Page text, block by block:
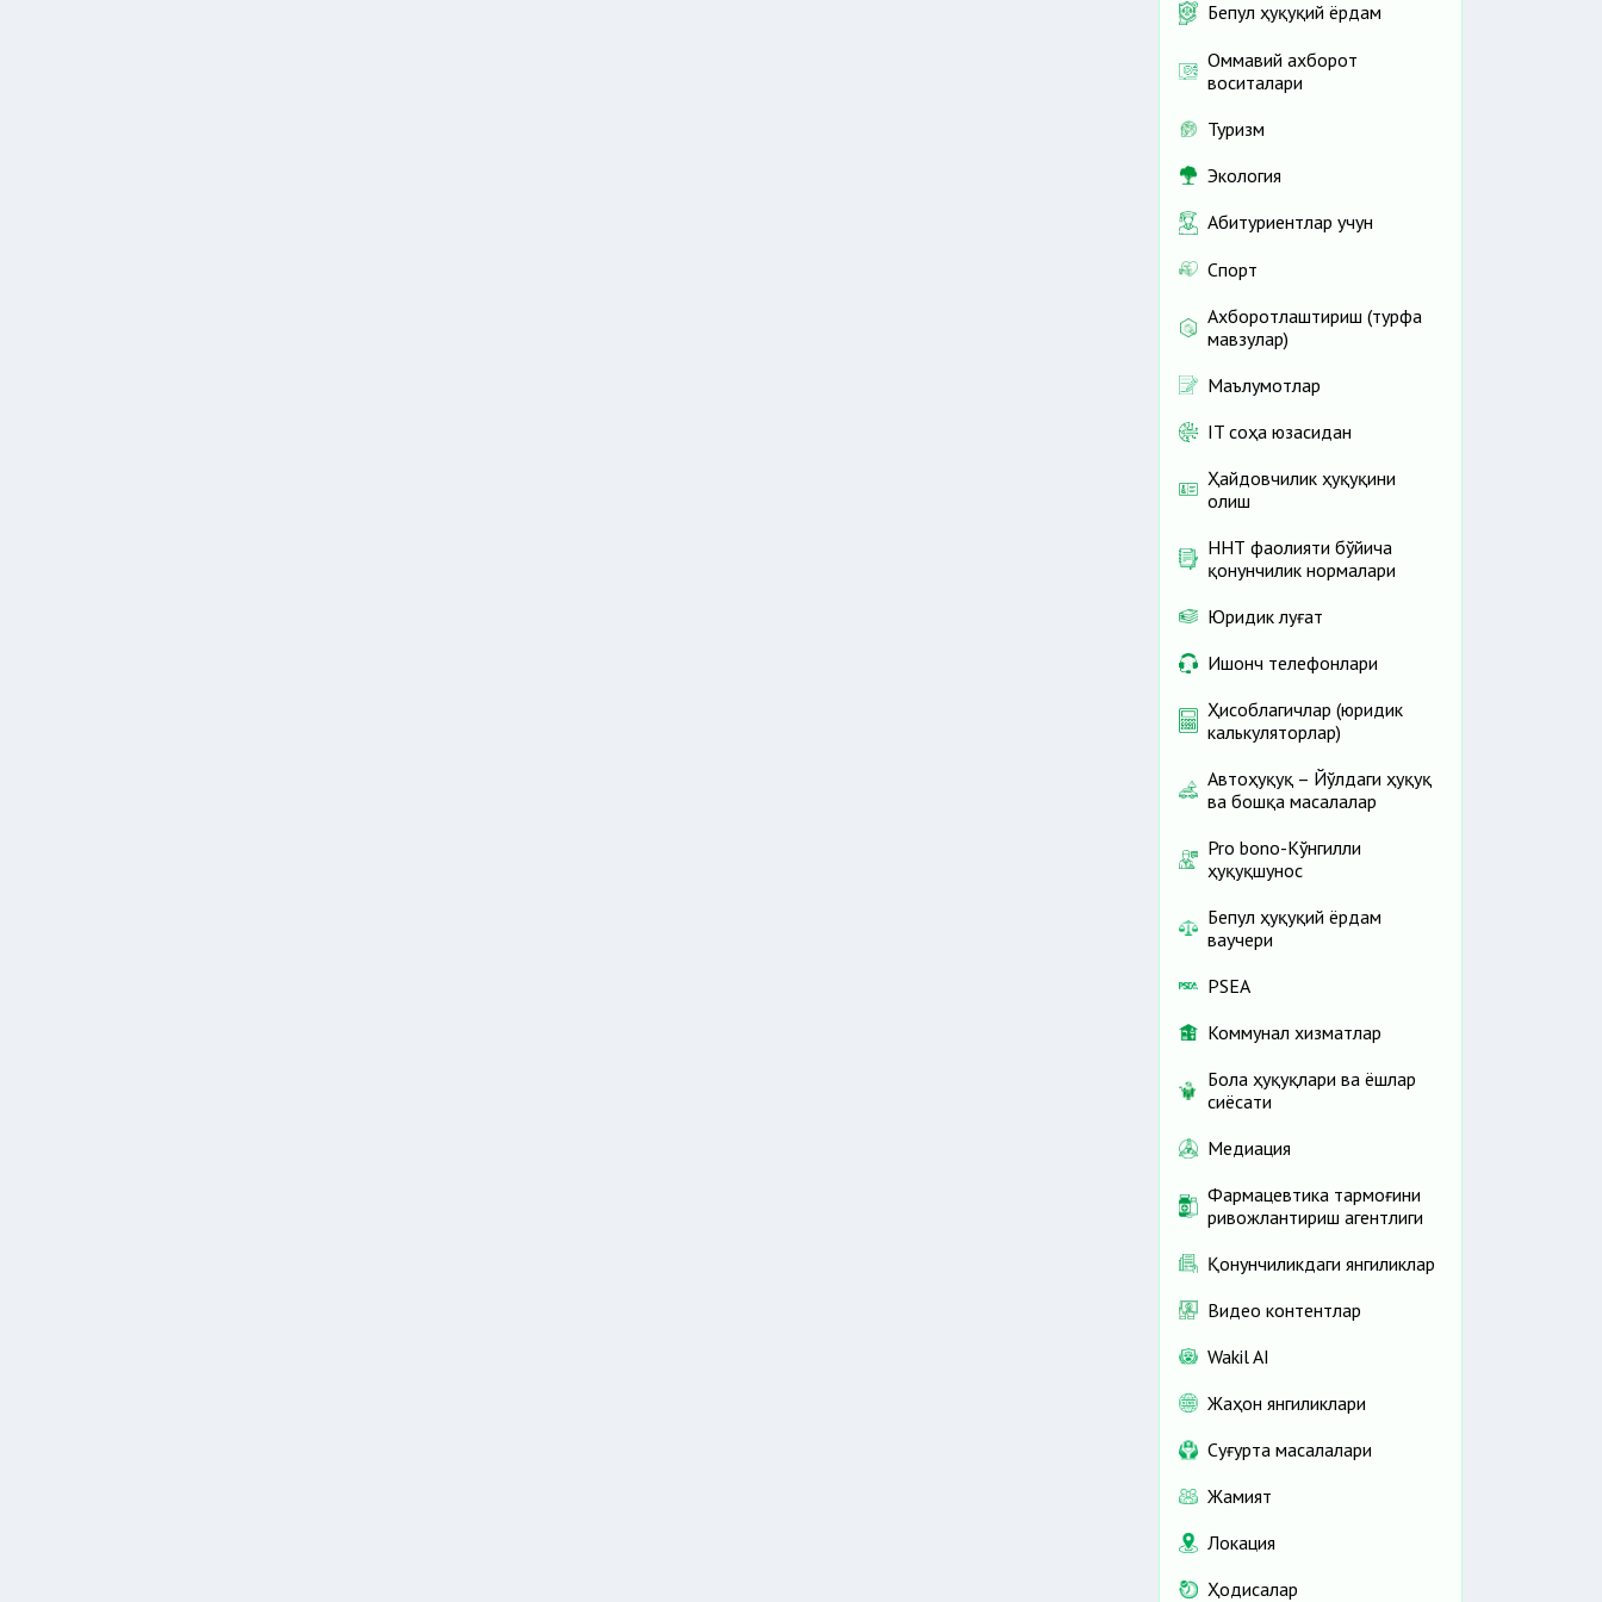
Бепул ҳуқуқий ёрдам
Оммавий ахборот
воситалари
Туризм
Экология
Абитуриентлар учун
Спорт
Ахборотлаштириш (турфа
мавзулар)
Маълумотлар
IT соҳа юзасидан
Ҳайдовчилик ҳуқуқини
олиш
ННТ фаолияти бўйича
қонунчилик нормалари
Юридик луғат
Ишонч телефонлари
Ҳисоблагичлар (юридик
калькуляторлар)
Автоҳуқуқ – Йўлдаги ҳуқуқ
ва бошқа масалалар
Pro bono-Кўнгилли
ҳуқуқшунос
Бепул ҳуқуқий ёрдам
ваучери
PSEA
Коммунал хизматлар
Бола ҳуқуқлари ва ёшлар
сиёсати
Медиация
Фармацевтика тармоғини
ривожлантириш агентлиги
Қонунчиликдаги янгиликлар
Видео контентлар
Wakil AI
Жаҳон янгиликлари
Cуғурта масалалари
Жамият
Локация
Ҳодисалар